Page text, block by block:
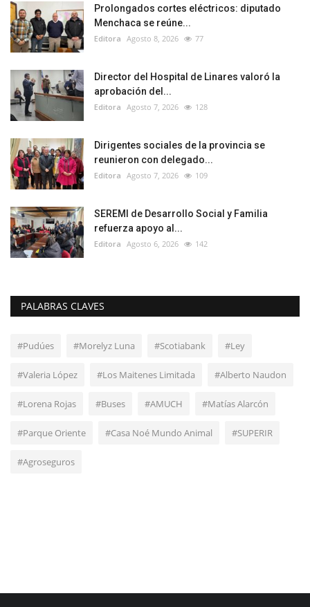
Prolongados cortes eléctricos: diputado
Menchaca se reúne...
Editora Agosto 8, 2026 77
Director del Hospital de Linares valoró la
aprobación del...
Editora Agosto 7, 2026 128
Dirigentes sociales de la provincia se
reunieron con delegado...
Editora Agosto 7, 2026 109
SEREMI de Desarrollo Social y Familia
refuerza apoyo al...
Editora Agosto 6, 2026 142
PALABRAS CLAVES
#Pudúes #Morelyz Luna #Scotiabank #Ley
#Valeria López #Los Maitenes Limitada #Alberto Naudon
#Lorena Rojas #Buses #AMUCH #Matías Alarcón
#Parque Oriente #Casa Noé Mundo Animal #SUPERIR
#Agroseguros